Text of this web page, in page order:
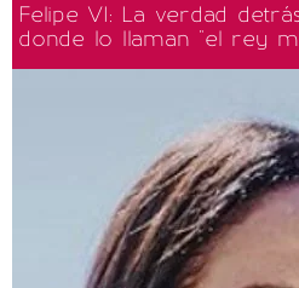
Felipe VI: La verdad
donde lo llaman "el rey